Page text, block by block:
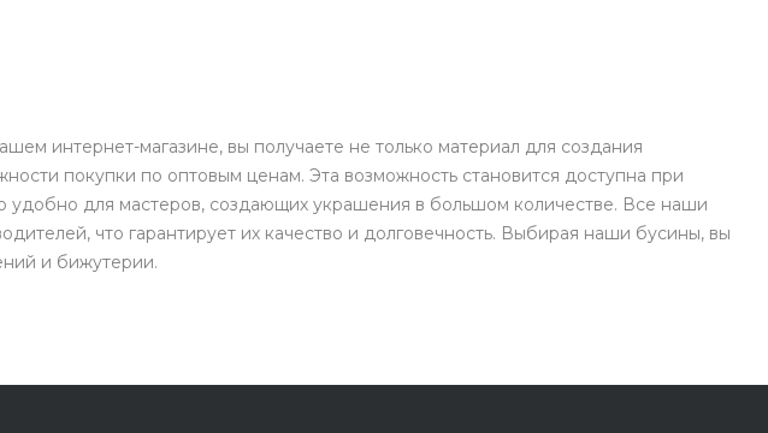
интернет-магазине, вы получаете не только материал для создания
покупки по оптовым ценам. Эта возможность становится доступна при
удобно для мастеров, создающих украшения в большом количестве. Все наши
что гарантирует их качество и долговечность. Выбирая наши бусины, вы
и бижутерии.